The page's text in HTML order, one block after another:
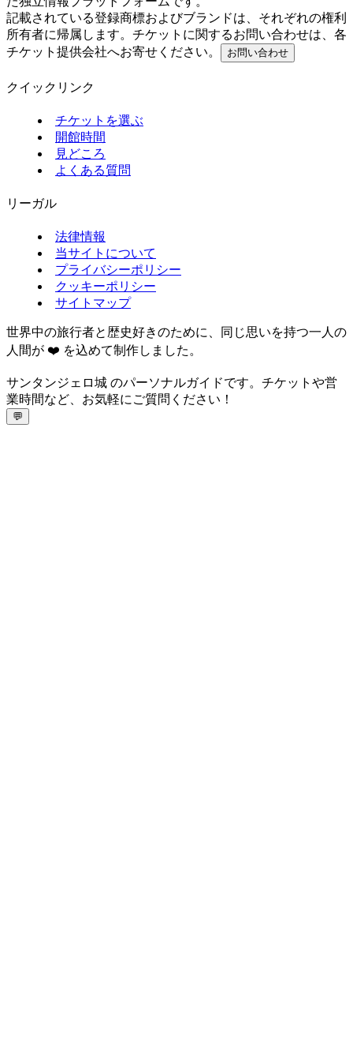
記載されている登録商標およびブランドは、それぞれの権利
所有者に帰属します。チケットに関するお問い合わせは、各
チケット提供会社へお寄せください。
お問い合わせ
クイックリンク
チケットを選ぶ
開館時間
見どころ
よくある質問
リーガル
法律情報
当サイトについて
プライバシーポリシー
クッキーポリシー
サイトマップ
世界中の旅行者と歴史好きのために、同じ思いを持つ一人の
人間が ❤️ を込めて制作しました。
サンタンジェロ城 のパーソナルガイドです。チケットや営
業時間など、お気軽にご質問ください！
💬